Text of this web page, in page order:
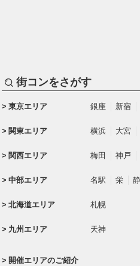
街コンをさがす
東京エリア 銀座 新宿
関東エリア 横浜 大宮
関西エリア 梅田 神戸
中部エリア 名駅 栄
北海道エリア 札幌
九州エリア 天神
開催エリアのご紹介